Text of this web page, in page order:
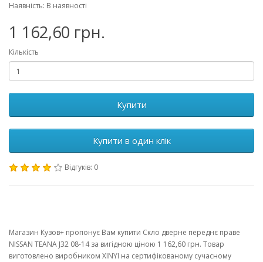
Наявність: В наявності
1 162,60 грн.
Кількість
Купити
Купити в один клік
Відгуків: 0
Магазин Кузов+ пропонує Вам купити Скло дверне переднє праве
NISSAN TEANA J32 08-14 за вигідною ціною 1 162,60 грн. Товар
виготовлено виробником XINYI на сертифікованому сучасному